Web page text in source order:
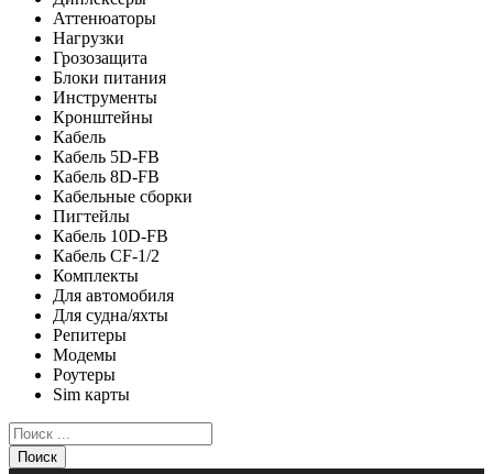
Аттенюаторы
Нагрузки
Грозозащита
Блоки питания
Инструменты
Кронштейны
Кабель
Кабель 5D-FB
Кабель 8D-FB
Кабельные сборки
Пигтейлы
Кабель 10D-FB
Кабель CF-1/2
Комплекты
Для автомобиля
Для судна/яхты
Репитеры
Модемы
Роутеры
Sim карты
Поиск